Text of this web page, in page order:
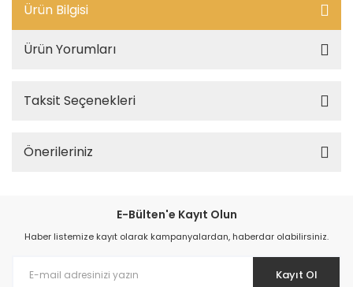
Ürün Bilgisi
Ürün Yorumları
Taksit Seçenekleri
Önerileriniz
E-Bülten'e Kayıt Olun
Haber listemize kayıt olarak kampanyalardan, haberdar olabilirsiniz.
Kayıt Ol